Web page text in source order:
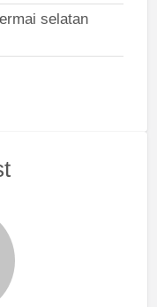
selatan